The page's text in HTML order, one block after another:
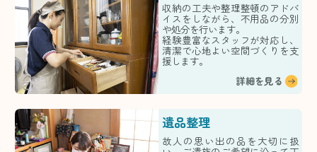
収納の工夫や整理整頓のアドバ
イスをしながら、不用品の分別
や処分を行います。
経験豊富なスタッフが対応し、
清潔で心地よい空間づくりを支
援します。
詳細を見る
遺品整理
故人の思い出の品を大切に扱